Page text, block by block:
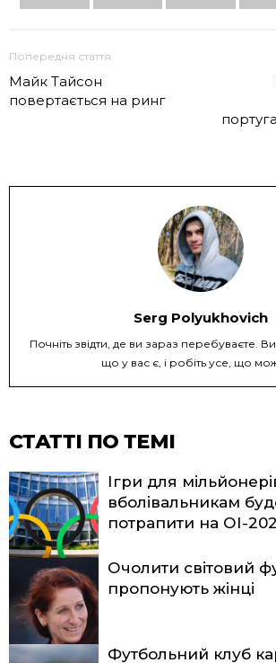
Попередня стаття
Майк Тайсон
повертається на ринг
Serg Polyukhovich
Почніть звідти, де ви зараз перебуваєте.
що у вас є, і робіть усе, що
СТАТТІ ПО ТЕМІ
Ігри для
вболівальникам
потрапити на ОІ-
Очолити світовий
пропонують жінці
Футбольний клуб